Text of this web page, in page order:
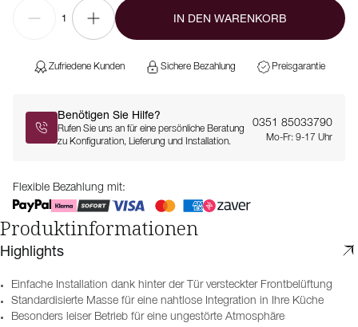
1 IN DEN WARENKORB
Zufriedene Kunden Sichere Bezahlung Preisgarantie
Benötigen Sie Hilfe?
Rufen Sie uns an für eine persönliche Beratung
zu Konfiguration, Lieferung und Installation.
0351 85033790
Mo-Fr: 9-17 Uhr
Flexible Bezahlung mit:
Produktinformationen
Highlights
Einfache Installation dank hinter der Tür versteckter Frontbelüftung
Standardisierte Masse für eine nahtlose Integration in Ihre Küche
Besonders leiser Betrieb für eine ungestörte Atmosphäre